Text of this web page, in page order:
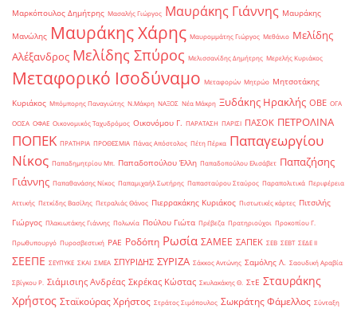
Μαρκόπουλος Δημήτρης Μασαλής Γιώργος Μαυράκης Γιάννης Μαυράκης
Μανώλης Μαυράκης Χάρης Μαυρομμάτης Γιώργος Μεθάνιο Μελίδης
Αλέξανδρος Μελίδης Σπύρος Μελισσανίδης Δημήτρης Μερελής Κυριάκος
Μεταφορικό Ισοδύναμο Μεταφορών Μητρώο Μητσοτάκης
Κυριάκος Μπόμπορης Παναγιώτης Ν.Μάκρη ΝΑΞΟΣ Νέα Μάκρη Ξυδάκης Ηρακλής ΟΒΕ ΟΓΑ
ΟΟΣΑ ΟΦΑΕ Οικονομικός Ταχυδρόμος Οικονόμου Γ. ΠΑΡΑΤΑΣΗ ΠΑΡΙΣΙ ΠΑΣΟΚ ΠΕΤΡΟΛΙΝΑ
ΠΟΠΕΚ ΠΡΑΤΗΡΙΑ ΠΡΟΘΕΣΜΙΑ Πάνας Απόστολος Πέτη Πέρκα Παπαγεωργίου
Νίκος Παπαδημητρίου Μπ. Παπαδοπούλου Έλλη Παπαδοπούλου Ελισάβετ Παπαζήσης
Γιάννης Παπαθανάσης Νίκος Παπαμιχαήλ Σωτήρης Παπασταύρου Σταύρος Παραπολιτικά Περιφέρεια
Αττικής Πετκίδης Βασίλης Πετραλιάς Θάνος Πιερρακάκης Κυριάκος Πιστωτικές κάρτες Πιτσιλής
Γιώργος Πλακιωτάκης Γιάννης Πολωνία Πούλου Γιώτα Πρέβεζα Πρατηριούχοι Προκοπίου Γ.
Πρωθυπουργό Πυροσβεστική ΡΑΕ Ροδόπη Ρωσία ΣΑΜΕΕ ΣΑΠΕΚ ΣΕΒ ΣΕΒΤ ΣΕΔΕ ΙΙ
ΣΕΕΠΕ ΣΕΥΠΥΚΕ ΣΚΑΙ ΣΜΕΑ ΣΠΥΡΙΔΗΣ ΣΥΡΙΖΑ Σάκκος Αντώνης Σαμόλης Λ. Σαουδική Αραβία
Σβίγκου Ρ. Σιάμισιης Ανδρέας Σκρέκας Κώστας Σκυλακάκης Θ. ΣτΕ Σταυράκης
Χρήστος Σταϊκούρας Χρήστος Στράτος Σιμόπουλος Σωκράτης Φάμελλος Σύνταξη